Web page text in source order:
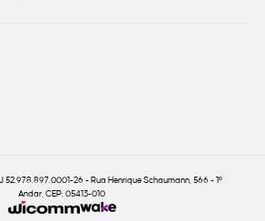
52.978.897.0001-26 - Rua Henrique Schaumann, 566 - 1º
Andar, CEP: 05413-010